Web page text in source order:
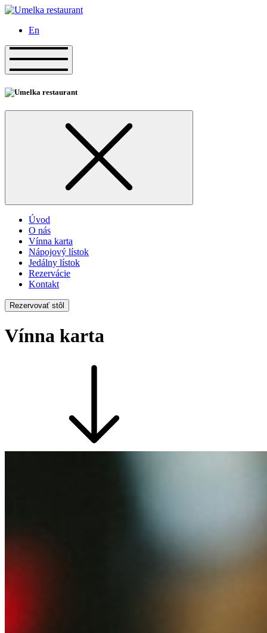
Prejsť
obsah
En
Úvod
O nás
Vínna karta
Nápojový lístok
Jedálny lístok
Rezervácie
Kontakt
Rezervovať stôl
Vínna karta